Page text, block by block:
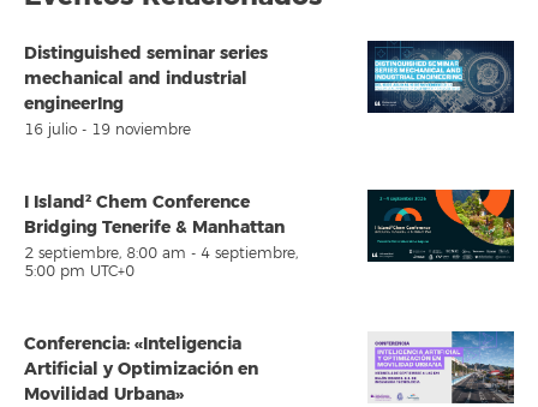
Distinguished seminar series
mechanical and industrial
engineerIng
16 julio - 19 noviembre
I Island² Chem Conference
Bridging Tenerife & Manhattan
2 septiembre, 8:00 am - 4 septiembre,
5:00 pm UTC+0
Conferencia: «Inteligencia
Artificial y Optimización en
Movilidad Urbana»